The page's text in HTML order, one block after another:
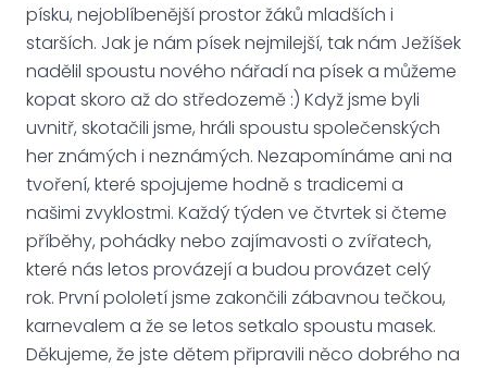
písku, nejoblíbenější prostor žáků mladších i
starších. Jak je nám písek nejmilejší, tak nám Ježíšek
nadělil spoustu nového nářadí na písek a můžeme
kopat skoro až do středozemě :) Když jsme byli
uvnitř, skotačili jsme, hráli spoustu společenských
her známých i neznámých. Nezapomínáme ani na
tvoření, které spojujeme hodně s tradicemi a
našimi zvyklostmi. Každý týden ve čtvrtek si čteme
příběhy, pohádky nebo zajímavosti o zvířatech,
které nás letos provázejí a budou provázet celý
rok. První pololetí jsme zakončili zábavnou tečkou,
karnevalem a že se letos setkalo spoustu masek.
Děkujeme, že jste dětem připravili něco dobrého na